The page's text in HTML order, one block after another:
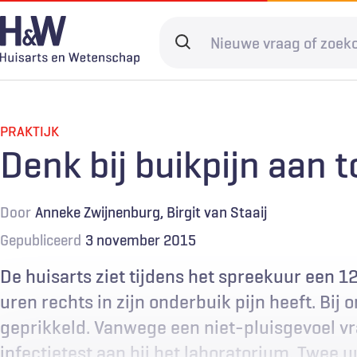
Overslaan
en
naar
gaan
Search
Spoedzorg
Digitale zorg Levenseinde
Abonneren
PRAKTIJK
Denk bij buikpijn aan
Door Anneke Zwijnenburg Birgit van Staaij
Gepubliceerd 3 november 2015
De huisarts ziet tijdens het spreekuur een
uren rechts in zijn onderbuik pijn heeft. Bij
geprikkeld. Vanwege een niet-pluisgevoel
infectietest aan bij het laboratorium. Twee